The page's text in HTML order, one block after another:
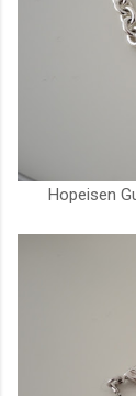
Hopeisen